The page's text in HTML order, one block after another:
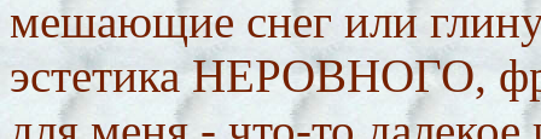
мешающие снег или
эстетика НЕРОВНОГО,